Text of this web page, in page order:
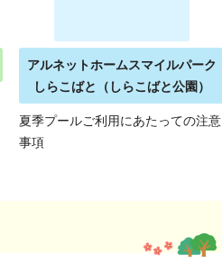
アルネットホームスマイルパーク
しらこばと（しらこばと公園）
夏季プールご利用にあたっての注意
事項